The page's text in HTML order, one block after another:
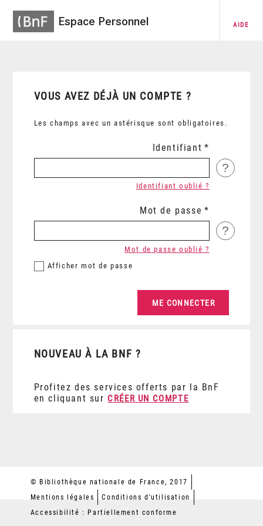
Espace Personnel AIDE
VOUS AVEZ DÉJÀ UN COMPTE ?
Les champs avec un astérisque sont obligatoires.
Identifiant
?
Identifiant oublié ?
Mot de passe
?
Afficher mot de passe
Mot de passe oublié ?
NOUVEAU À LA BNF ?
Profitez des services offerts par la BnF
en cliquant sur CRÉER UN COMPTE
© Bibliothèque nationale de France, 2017
Mentions légales
Conditions d'utilisation
Accessibilité : Partiellement conforme